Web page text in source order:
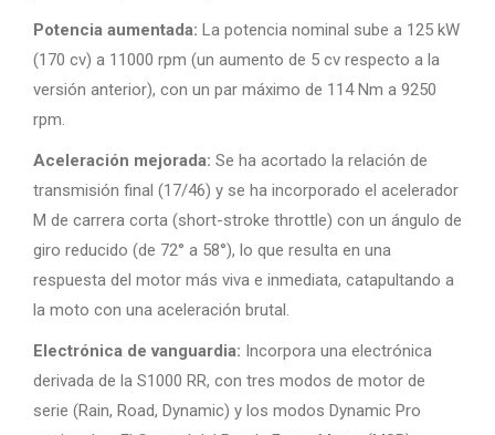
Potencia aumentada: La potencia nominal sube a 125 kW
(170 cv) a 11000 rpm (un aumento de 5 cv respecto a la
versión anterior), con un par máximo de 114 Nm a 9250
rpm.
Aceleración mejorada: Se ha acortado la relación de
transmisión final (17/46) y se ha incorporado el acelerador
M de carrera corta (short-stroke throttle) con un ángulo de
giro reducido (de 72° a 58°), lo que resulta en una
respuesta del motor más viva e inmediata, catapultando a
la moto con una aceleración brutal.
Electrónica de vanguardia: Incorpora una electrónica
derivada de la S1000 RR, con tres modos de motor de
serie (Rain, Road, Dynamic) y los modos Dynamic Pro